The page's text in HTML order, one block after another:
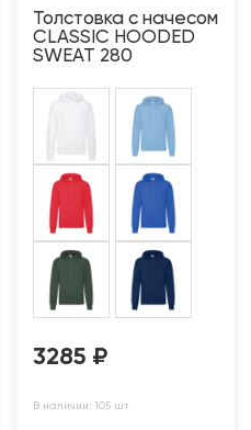
Толстовка с начесом
CLASSIC HOODED
SWEAT 280
3285 ₽
В наличии: 105 шт